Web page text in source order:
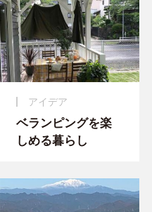
アイデア
ベランピングを楽
しめる暮らし